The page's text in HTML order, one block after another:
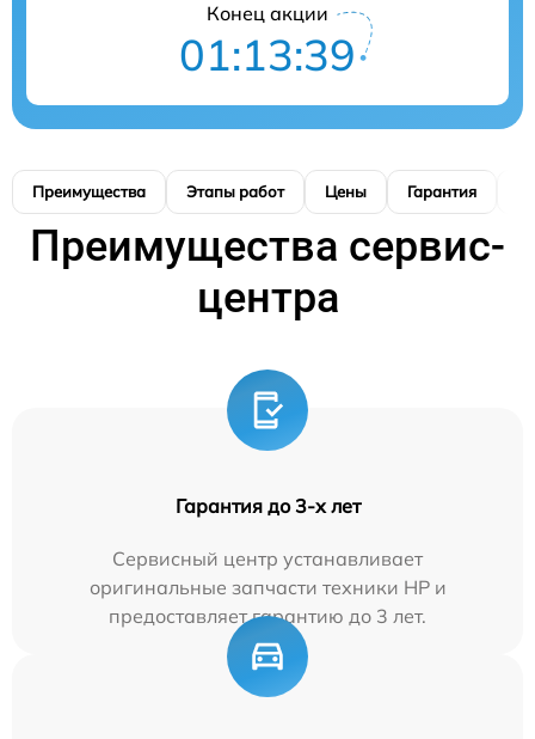
Конец акции
01:13:39
Преимущества Этапы работ Цены Гарантия
Преимущества сервис-
центра
Гарантия до 3-х лет
Сервисный центр устанавливает
оригинальные запчасти техники HP и
предоставляет гарантию до 3 лет.